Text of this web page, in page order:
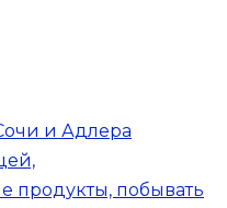
и Адлера
продукты, побывать